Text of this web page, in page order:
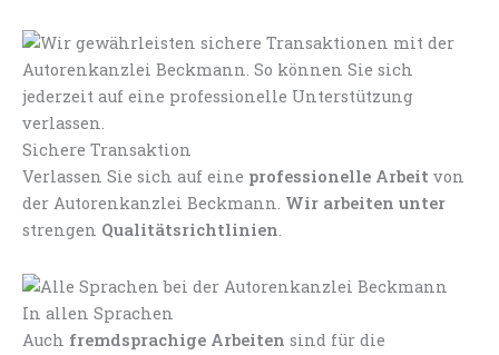
Sichere Transaktion
Verlassen Sie sich auf eine professionelle Arbeit von
der Autorenkanzlei Beckmann. Wir arbeiten unter
strengen Qualitätsrichtlinien.
In allen Sprachen
Auch fremdsprachige Arbeiten sind für die